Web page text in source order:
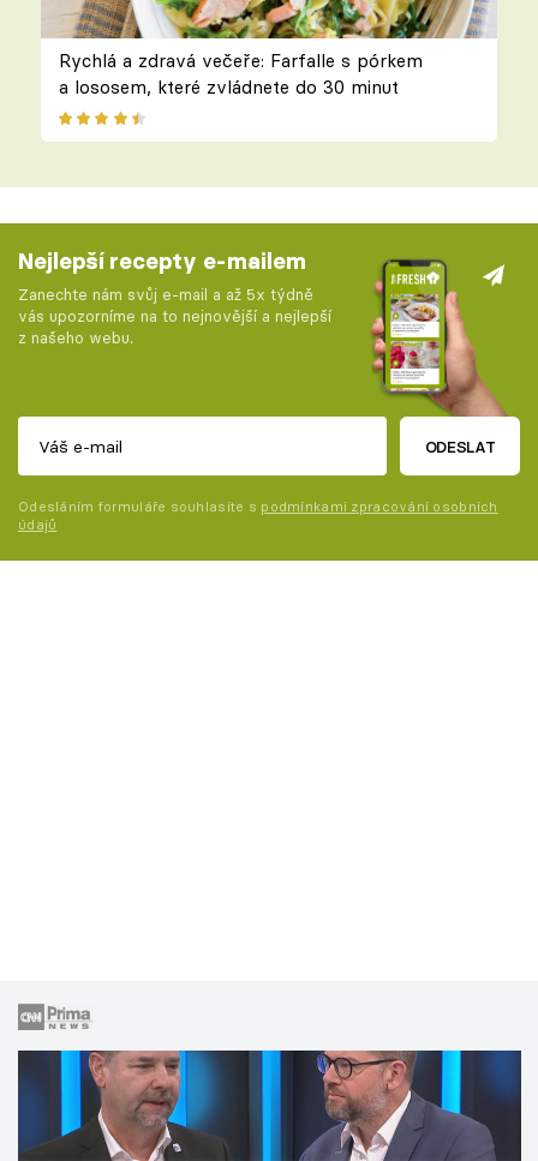
Rychlá a zdravá večeře: Farfalle s pórkem
a lososem, které zvládnete do 30 minut
Nejlepší recepty e-mailem
Zanechte nám svůj e-mail a až 5x týdně
vás upozorníme na to nejnovější a nejlepší
z našeho webu.
ODESLAT
Odesláním formuláře souhlasíte s podmínkami zpracování osobních
údajů